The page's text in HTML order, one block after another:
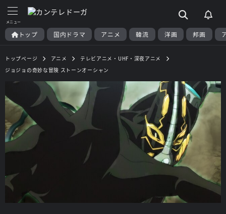
トップ 国内ドラマ アニメ 韓流 洋画 邦画
トップページ アニメ
テレビアニメ・UHF・深夜アニメ
ジョジョの奇妙な冒険 ストーンオーシャン